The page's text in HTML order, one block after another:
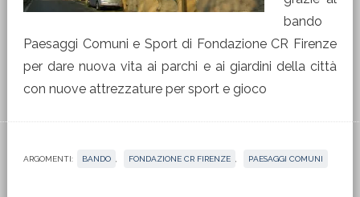
bando
Paesaggi Comuni e Sport di Fondazione CR Firenze
per dare nuova vita ai parchi e ai giardini della città
con nuove attrezzature per sport e gioco
ARGOMENTI: BANDO FONDAZIONE CR FIRENZE PAESAGGI COMUNI